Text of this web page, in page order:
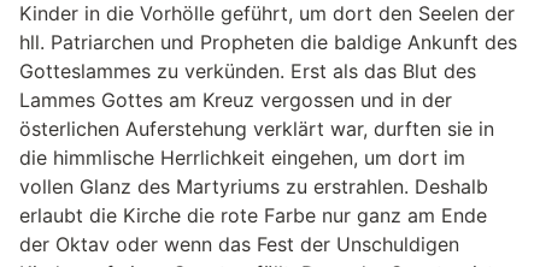
Kinder in die Vorhölle geführt, um dort den Seelen der
hll. Patriarchen und Propheten die baldige Ankunft des
Gotteslammes zu verkünden. Erst als das Blut des
Lammes Gottes am Kreuz vergossen und in der
österlichen Auferstehung verklärt war, durften sie in
die himmlische Herrlichkeit eingehen, um dort im
vollen Glanz des Martyriums zu erstrahlen. Deshalb
erlaubt die Kirche die rote Farbe nur ganz am Ende
der Oktav oder wenn das Fest der Unschuldigen